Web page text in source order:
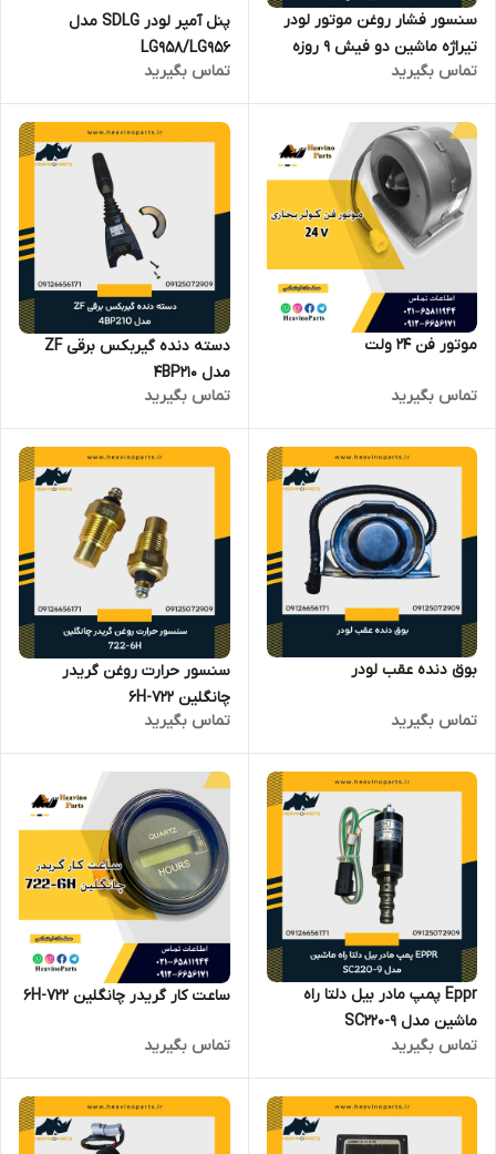
سنسور فشار روغن موتور لودر
تیراژه ماشین دو فیش 9 روزه
میلی متری
تماس بگیرید
پنل آمپر لودر SDLG مدل
LG958/LG956
تماس بگیرید
موتور فن 24 ولت
تماس بگیرید
دسته دنده گیربکس برقی ZF
مدل 4BP210
تماس بگیرید
بوق دنده عقب لودر
تماس بگیرید
سنسور حرارت روغن گریدر
چانگلین 722-6H
تماس بگیرید
Eppr پمپ مادر بیل دلتا راه
ماشین مدل SC220-9
تماس بگیرید
ساعت کار گریدر چانگلین 722-6H
تماس بگیرید